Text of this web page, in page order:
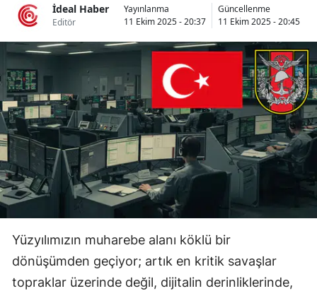
Bingöl
Bitlis
Burdur
Bursa
Çanakkale
Çankırı
Denizli
Diyarbakır
İdeal Haber
Editör
Yayınlanma
11 Ekim 2025 - 20:37
Güncellenme
11 Ekim 2025 - 20:45
Yüzyılımızın muharebe alanı köklü bir
dönüşümden geçiyor; artık en kritik savaşlar
topraklar üzerinde değil, dijitalin derinliklerinde,